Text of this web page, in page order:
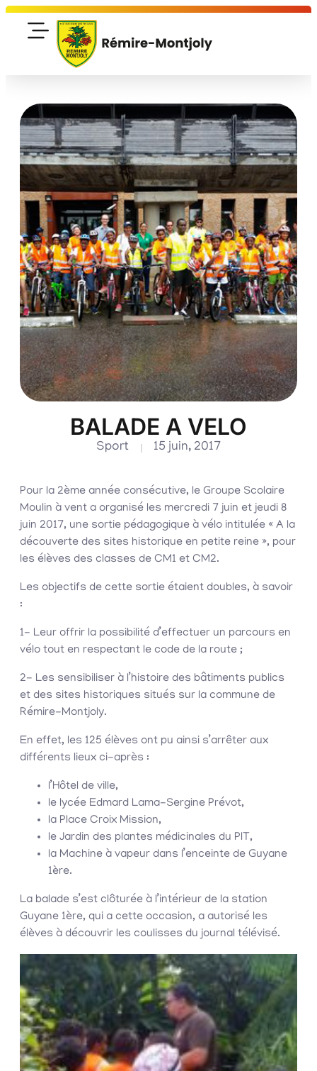
BALADE A VELO
Sport 15 juin, 2017
Pour la 2ème année consécutive, le Groupe Scolaire
Moulin à vent a organisé les mercredi 7 juin et jeudi 8
juin 2017, une sortie pédagogique à vélo intitulée « A la
découverte des sites historique en petite reine », pour
les élèves des classes de CM1 et CM2.
Les objectifs de cette sortie étaient doubles, à savoir
:
1- Leur offrir la possibilité d’effectuer un parcours en
vélo tout en respectant le code de la route ;
2- Les sensibiliser à l’histoire des bâtiments publics
et des sites historiques situés sur la commune de
Rémire-Montjoly.
En effet, les 125 élèves ont pu ainsi s’arrêter aux
différents lieux ci-après :
l’Hôtel de ville,
le lycée Edmard Lama-Sergine Prévot,
la Place Croix Mission,
le Jardin des plantes médicinales du PIT,
la Machine à vapeur dans l’enceinte de Guyane
1ère.
La balade s’est clôturée à l’intérieur de la station
Guyane 1ère, qui a cette occasion, a autorisé les
élèves à découvrir les coulisses du journal télévisé.